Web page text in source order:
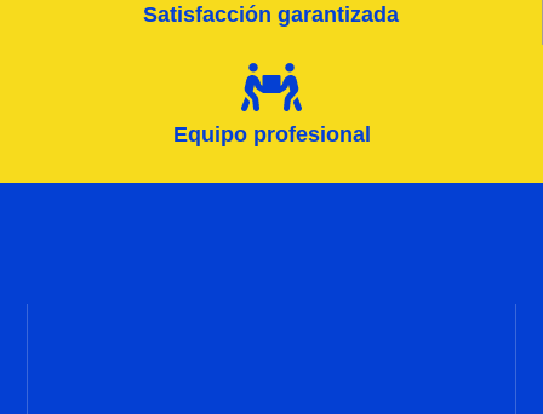
Satisfacción garantizada
Equipo profesional